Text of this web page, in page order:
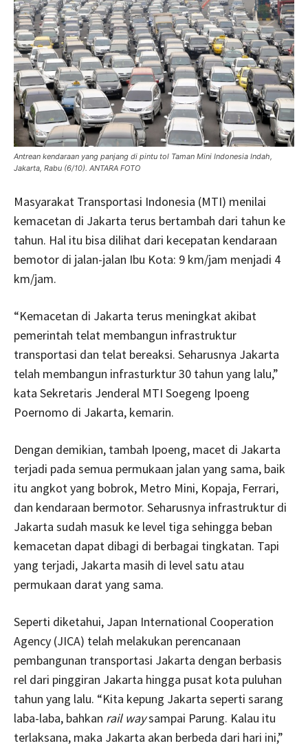
Antrean kendaraan yang panjang di pintu tol Taman Mini Indonesia Indah,
Jakarta, Rabu (6/10). ANTARA FOTO
Masyarakat Transportasi Indonesia (MTI) menilai
kemacetan di Jakarta terus bertambah dari tahun ke
tahun. Hal itu bisa dilihat dari kecepatan kendaraan
bemotor di jalan-jalan Ibu Kota: 9 km/jam menjadi 4
km/jam.
“Kemacetan di Jakarta terus meningkat akibat
pemerintah telat membangun infrastruktur
transportasi dan telat bereaksi. Seharusnya Jakarta
telah membangun infrasturktur 30 tahun yang lalu,”
kata Sekretaris Jenderal MTI Soegeng Ipoeng
Poernomo di Jakarta, kemarin.
Dengan demikian, tambah Ipoeng, macet di Jakarta
terjadi pada semua permukaan jalan yang sama, baik
itu angkot yang bobrok, Metro Mini, Kopaja, Ferrari,
dan kendaraan bermotor. Seharusnya infrastruktur di
Jakarta sudah masuk ke level tiga sehingga beban
kemacetan dapat dibagi di berbagai tingkatan. Tapi
yang terjadi, Jakarta masih di level satu atau
permukaan darat yang sama.
Seperti diketahui, Japan International Cooperation
Agency (JICA) telah melakukan perencanaan
pembangunan transportasi Jakarta dengan berbasis
rel dari pinggiran Jakarta hingga pusat kota puluhan
tahun yang lalu. “Kita kepung Jakarta seperti sarang
laba-laba, bahkan rail waysampai Parung. Kalau itu
terlaksana, maka Jakarta akan berbeda dari hari ini,”